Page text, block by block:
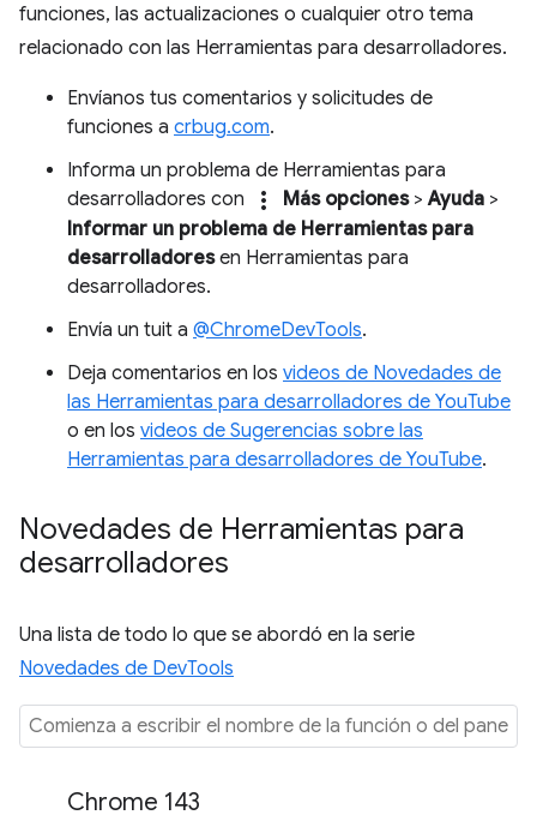
funciones, las actualizaciones o cualquier otro tema
relacionado con las Herramientas para desarrolladores.
Envíanos tus comentarios y solicitudes de
funciones a crbug.com.
Informa un problema de Herramientas para
desarrolladores con
more_vert Más opciones>Ayuda >
Informar un problema de Herramientas para
desarrolladoresen Herramientas para
desarrolladores.
Envía un tuit a @ChromeDevTools.
Deja comentarios en los videos de Novedades de
las Herramientas para desarrolladores de YouTube
o en los videos de Sugerencias sobre las
Herramientas para desarrolladores de YouTube.
Novedades de Herramientas para
desarrolladores
Una lista de todo lo que se abordó en la serie
Novedades de DevTools
Chrome 143